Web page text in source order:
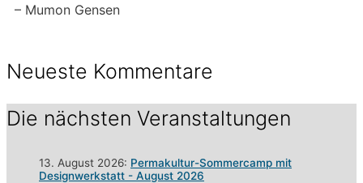
– Mumon Gensen
Neueste Kommentare
Die nächsten Veranstaltungen
13. August 2026: Permakultur-Sommercamp mit
Designwerkstatt - August 2026